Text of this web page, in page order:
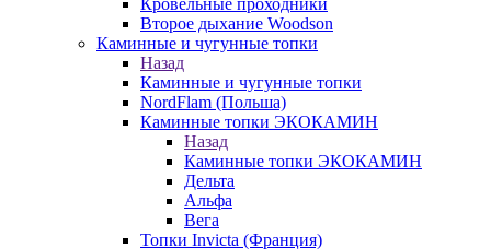
Кровельные проходники
Второе дыхание Woodson
Каминные и чугунные топки
Назад
Каминные и чугунные топки
NordFlam (Польша)
Каминные топки ЭКОКАМИН
Назад
Каминные топки ЭКОКАМИН
Дельта
Альфа
Вега
Топки Invicta (Франция)